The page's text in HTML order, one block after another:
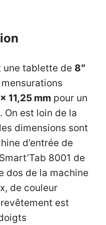
une tablette de 8″
11,25 mm pour un
. On est loin de la
dimensions sont
d’entrée de
8001 de
dos de la machine
de couleur
est